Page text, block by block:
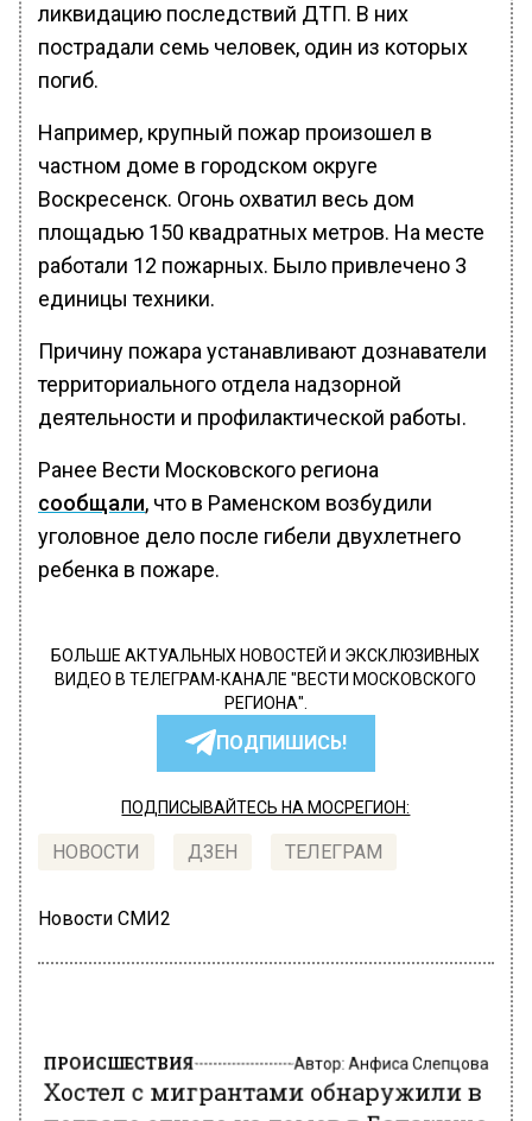
ликвидацию последствий ДТП. В них
пострадали семь человек, один из которых
погиб.
Например, крупный пожар произошел в
частном доме в городском округе
Воскресенск. Огонь охватил весь дом
площадью 150 квадратных метров. На месте
работали 12 пожарных. Было привлечено 3
единицы техники.
Причину пожара устанавливают дознаватели
территориального отдела надзорной
деятельности и профилактической работы.
Ранее Вести Московского региона
сообщали, что в Раменском возбудили
уголовное дело после гибели двухлетнего
ребенка в пожаре.
БОЛЬШЕ АКТУАЛЬНЫХ НОВОСТЕЙ И ЭКСКЛЮЗИВНЫХ
ВИДЕО В ТЕЛЕГРАМ-КАНАЛЕ "ВЕСТИ МОСКОВСКОГО
РЕГИОНА".
ПОДПИШИСЬ!
ПОДПИСЫВАЙТЕСЬ НА МОСРЕГИОН:
НОВОСТИ ДЗЕН ТЕЛЕГРАМ
Новости СМИ2
Хостел с мигрантами обнаружили в
подвале одного из домов в Балашихе